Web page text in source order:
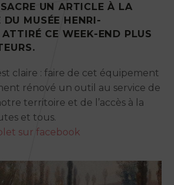
UN ARTICLE À LA
DU MUSÉE HENRI-
CE WEEK-END PLUS
claire : faire de cet équipement
rénové un outil au service de
territoire et de l’accès à la
et tous.
sur facebook